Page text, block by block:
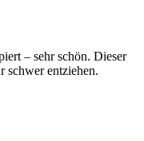
– sehr schön. Dieser
schwer entziehen.